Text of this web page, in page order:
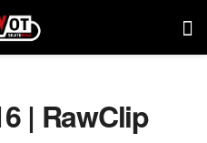
| RawClip